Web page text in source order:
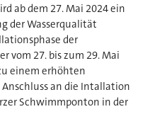
ab dem 27. Mai 2024 ein
der Wasserqualität
der
vom 27. bis zum 29. Mai
einem erhöhten
an die Intallation
Schwimmponton in der